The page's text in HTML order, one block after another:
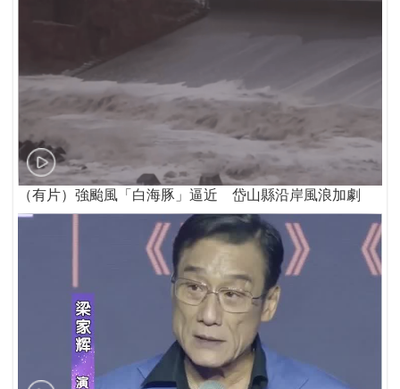
（有片）強颱風「白海豚」逼近 岱山縣沿岸風浪加劇